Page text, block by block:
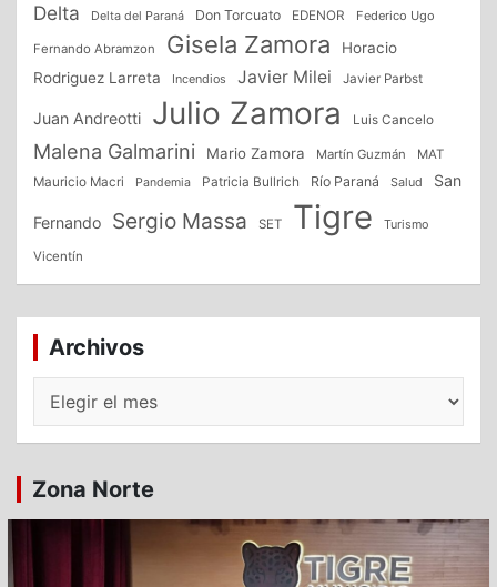
Delta Delta del Paraná Don Torcuato EDENOR Federico Ugo
Fernando Abramzon Gisela Zamora
Horacio
Rodriguez Larreta
Incendios Javier Milei Javier Parbst
Juan Andreotti Julio Zamora Luis Cancelo
Malena Galmarini Mario Zamora Martín Guzmán
MAT
Mauricio Macri
Pandemia Patricia Bullrich Río Paraná Salud San
Fernando Sergio Massa SET Tigre Turismo
Vicentín
Archivos
Archivos
Zona Norte